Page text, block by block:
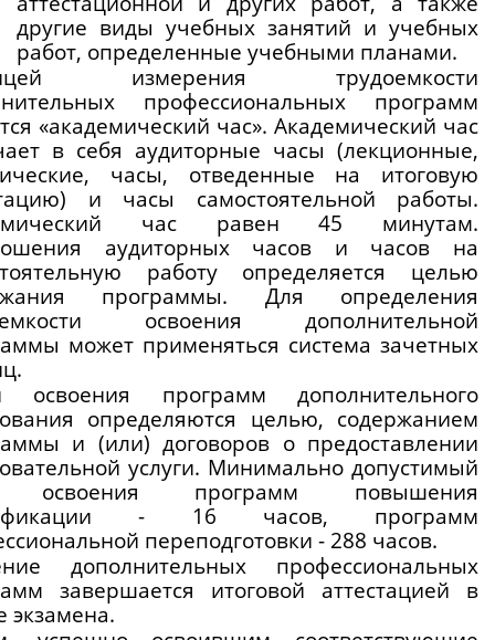
другие виды учебных занятий и учебных
работ, определенные учебными планами.
измерения трудоемкости
профессиональных программ
«академический час». Академический час
в себя аудиторные часы (лекционные,
часы, отведенные на итоговую
и часы самостоятельной работы.
час равен 45 минутам.
аудиторных часов и часов на
работу определяется целью
программы. Для определения
освоения дополнительной
может применяться система зачетных
освоения программ дополнительного
определяются целью, содержанием
и (или) договоров о предоставлении
услуги. Минимально допустимый
освоения программ повышения
- 16 часов, программ
переподготовки - 288 часов.
дополнительных профессиональных
завершается итоговой аттестацией в
экзамена.